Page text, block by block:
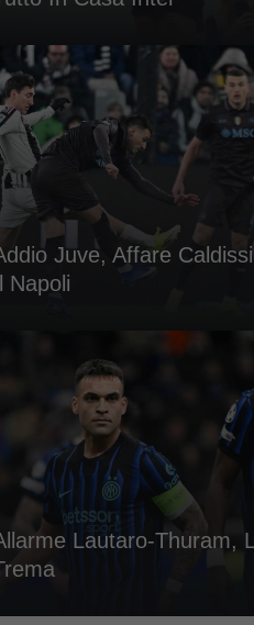
Juve, Affare
Napoli
Lautaro-Thuram,